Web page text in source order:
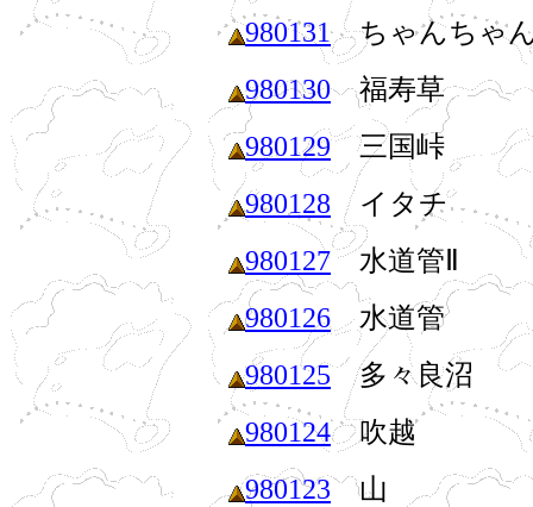
980131ちゃんちゃ
980130福寿草
980129三国峠
980128 イタチ
980127水道管Ⅱ
980126 水道管
980125多々良沼
980124吹越
980123山